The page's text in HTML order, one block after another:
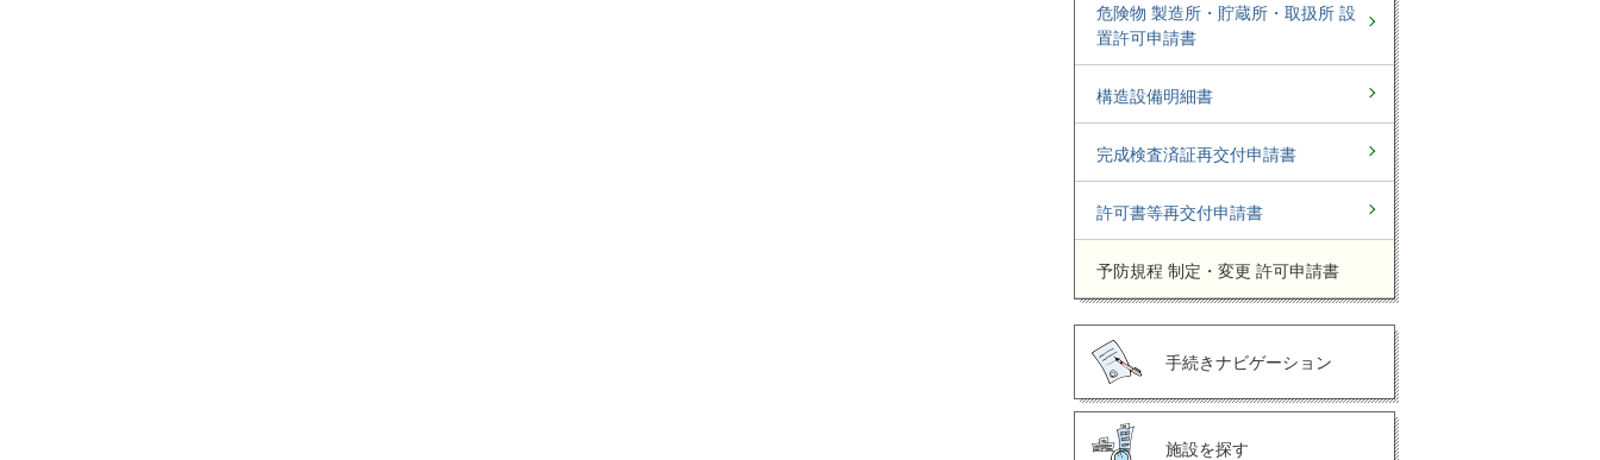
危険物 製造所・貯蔵所・取扱所 設
置許可申請書
構造設備明細書
完成検査済証再交付申請書
許可書等再交付申請書
予防規程 制定・変更 許可申請書
手続きナビゲーション
施設を探す